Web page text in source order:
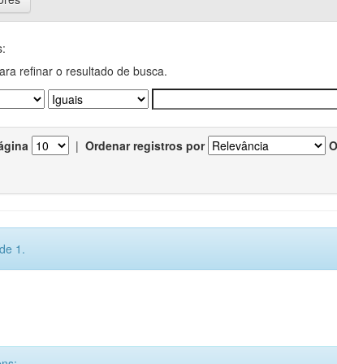
refinar o resultado de busca.
| Ordenar registros por
1.